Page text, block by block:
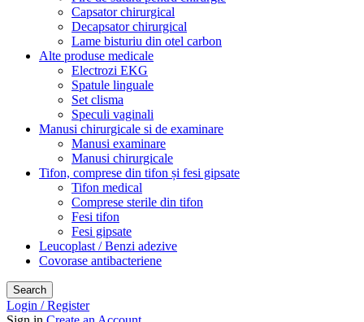
Capsator chirurgical
Decapsator chirurgical
Lame bisturiu din otel carbon
Alte produse medicale
Electrozi EKG
Spatule linguale
Set clisma
Speculi vaginali
Manusi chirurgicale si de examinare
Manusi examinare
Manusi chirurgicale
Tifon, comprese din tifon și fesi gipsate
Tifon medical
Comprese sterile din tifon
Fesi tifon
Fesi gipsate
Leucoplast / Benzi adezive
Covorase antibacteriene
Search
Login / Register